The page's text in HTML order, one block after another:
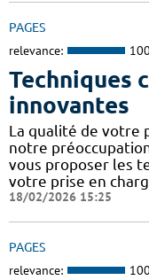
PAGES
relevance:
Techniques
innovantes
La qualité de votre
notre
vous proposer les
votre prise en
18/02/2026 15:25
PAGES
relevance: